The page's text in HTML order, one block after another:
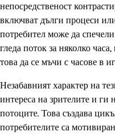
непосредственост
включват дълги процеси
потребител може да
гледа поток за няколко
това да се мъчи с часове в
Незабавният характер на
интереса на зрителите и ги
потоците. Това създава
потребителите са